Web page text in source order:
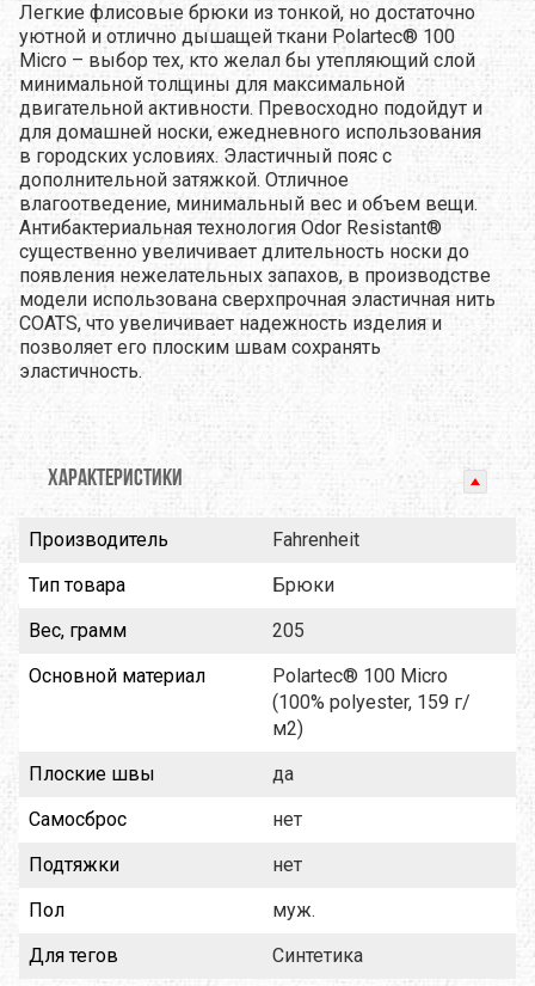
Легкие флисовые брюки из тонкой, но достаточно
уютной и отлично дышащей ткани Polartec® 100
Micro – выбор тех, кто желал бы утепляющий слой
минимальной толщины для максимальной
двигательной активности. Превосходно подойдут и
для домашней носки, ежедневного использования
в городских условиях. Эластичный пояс с
дополнительной затяжкой. Отличное
влагоотведение, минимальный вес и объем вещи.
Антибактериальная технология Odor Resistant®
существенно увеличивает длительность носки до
появления нежелательных запахов, в производстве
модели использована сверхпрочная эластичная нить
COATS, что увеличивает надежность изделия и
позволяет его плоским швам сохранять
эластичность.
ХАРАКТЕРИСТИКИ
Производитель
Fahrenheit
Тип товара
Брюки
Вес, грамм
205
Основной материал
Polartec® 100 Micro
(100% polyester, 159 г/
м2)
Плоские швы
да
Самосброс
нет
Подтяжки
нет
Пол
муж.
Для тегов
Синтетика